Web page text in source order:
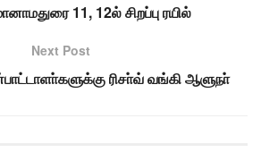
11, 12ல் சிறப்பு ரயில்
Next Post
ரிசா்வ் வங்கி ஆளுநா்